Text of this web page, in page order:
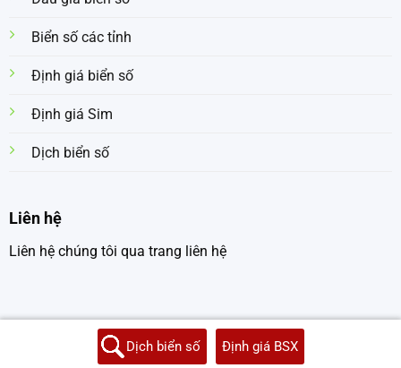
Biển số các tỉnh
Định giá biển số
Định giá Sim
Dịch biển số
Liên hệ
Liên hệ chúng tôi qua trang liên hệ
Copyright 2026 © dichbiensoxe.com
Dịch biển số Định giá BSX